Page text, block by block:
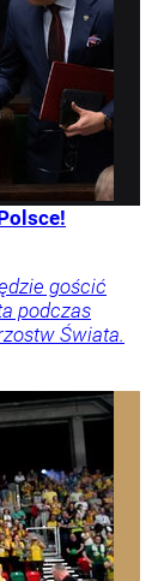
gościć
podczas
Świata.